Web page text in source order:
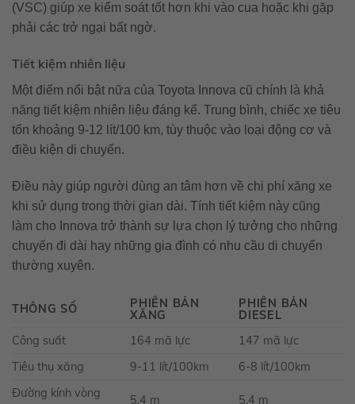
(VSC) giúp xe kiểm soát tốt hơn khi vào cua hoặc khi gặp
phải các trở ngại bất ngờ.
Tiết kiệm nhiên liệu
Một điểm nổi bật nữa của Toyota Innova cũ chính là khả
năng tiết kiệm nhiên liệu đáng kể. Trung bình, chiếc xe tiêu
tốn khoảng 9-12 lít/100 km, tùy thuộc vào loại động cơ và
điều kiện di chuyển.
Điều này giúp người dùng an tâm hơn về chi phí xăng xe
khi sử dụng trong thời gian dài. Tính tiết kiệm này cũng
làm cho Innova trở thành sự lựa chọn lý tưởng cho những
chuyến đi dài hay những gia đình có nhu cầu di chuyển
thường xuyên.
THÔNG SỐ
PHIÊN BẢN
XĂNG
PHIÊN BẢN
DIESEL
Công suất
164 mã lực
147 mã lực
Tiêu thụ xăng
9-11 lít/100km
6-8 lít/100km
Đường kính vòng
5.4 m 5.4 m